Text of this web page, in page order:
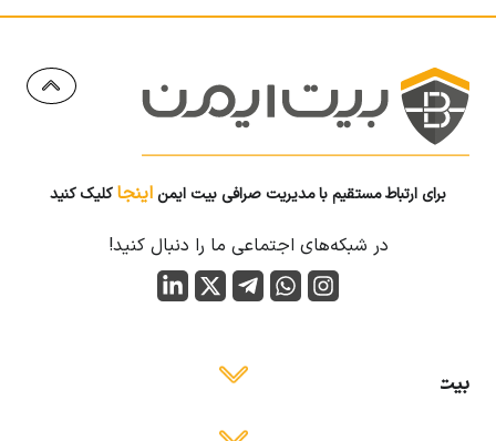
برای ارتباط مستقیم با مدیریت صرافی بیت ایمن اینجاکلیک کنید
در شبکه‌های اجتماعی ما را دنبال کنید!
بیت ایمن